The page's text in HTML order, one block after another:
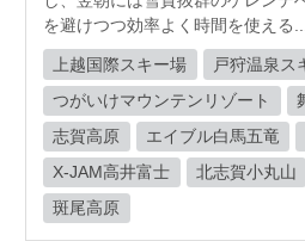
を避けつつ効率よく時間を使える
上越国際スキー場 戸狩温泉ス
つがいけマウンテンリゾート
志賀高原
エイブル白馬五竜
X-JAM高井富士
北志賀小丸山
斑尾高原